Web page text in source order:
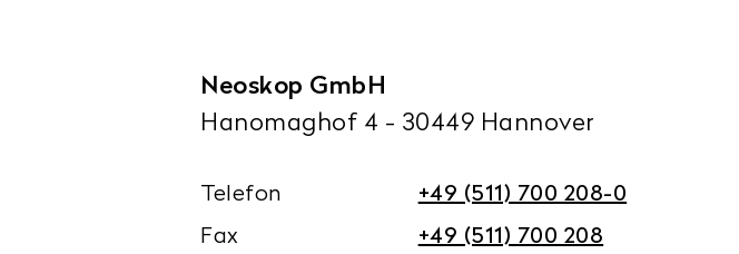
Neoskop GmbH
Hanomaghof 4 - 30449 Hannover
Telefon
+49 (511) 700 208-0
Fax
+49 (511) 700 208